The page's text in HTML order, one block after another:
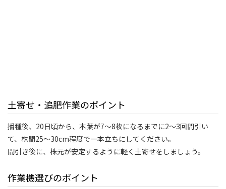
土寄せ・追肥作業のポイント
播種後、20日頃から、本葉が7～8枚になるまでに2～3回間引い
て、株間25～30cm程度で一本立ちにしてください。
間引き後に、株元が安定するように軽く土寄せをしましょう。
作業機選びのポイント